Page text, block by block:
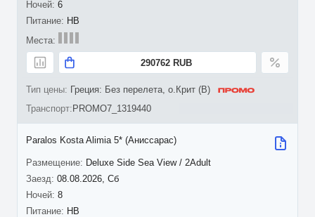
6
HB
290762 RUB
Греция: Без перелета, о.Крит (B)
PROMO7_1319440
08.08.2026, Сб
8
Paralos Kosta Alimia 5* (Аниссарас)
Deluxe Side Sea View / 2Adult
HB